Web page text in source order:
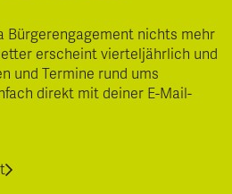
Bürgerengagement nichts mehr
erscheint vierteljährlich und
und Termine rund ums
direkt mit deiner E-Mail-